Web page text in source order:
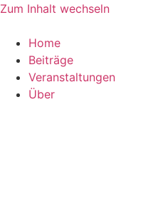
Zum Inhalt wechseln
Home
Beiträge
Veranstaltungen
Über